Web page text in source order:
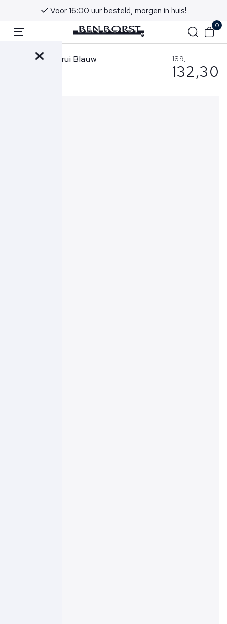
Voor 16:00 uur besteld, morgen in huis!
0
Gran Sasso Trui Blauw 189,-
132,30